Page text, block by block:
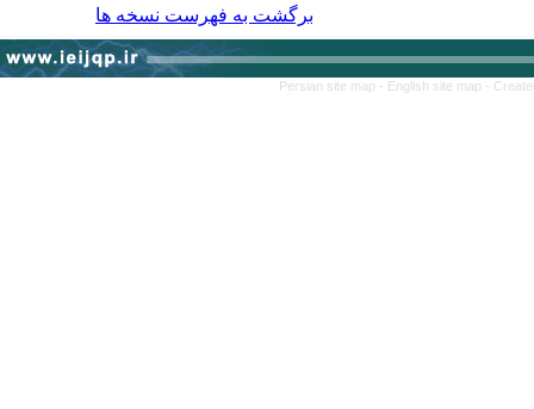
برگشت به فهرست نسخه ها
Persian site map - English site map-